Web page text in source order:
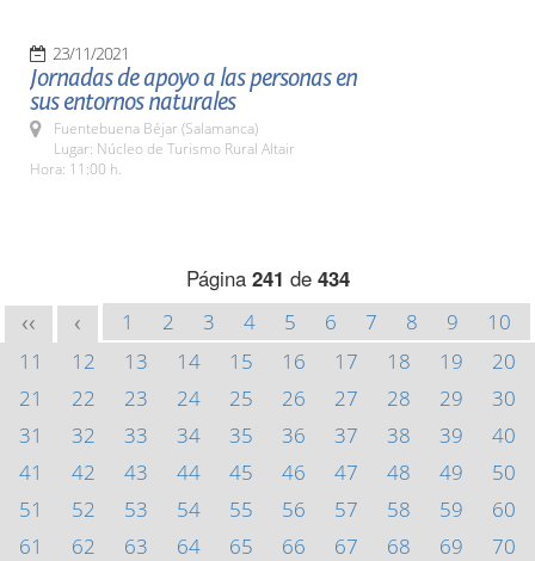
23/11/2021
Jornadas de apoyo a las personas en
sus entornos naturales
Fuentebuena Béjar (Salamanca)
Lugar: Núcleo de Turismo Rural Altair
Hora: 11:00 h.
Página 241 de 434
<< < 1 2 3 4 5 6 7 8 9
10
11
12 13 14 15 16 17 18 19
20
21
22 23 24 25 26 27 28 29
30
31
32 33 34 35 36 37 38 39
40
41
42 43 44 45 46 47 48 49
50
51
52 53 54 55 56 57 58 59
60
61
62 63 64 65 66 67 68 69
70